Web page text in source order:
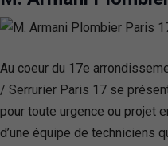
Au coeur du 17e
/ Serrurier Paris 17 se
pour toute urgence ou projet
d’une équipe de techniciens